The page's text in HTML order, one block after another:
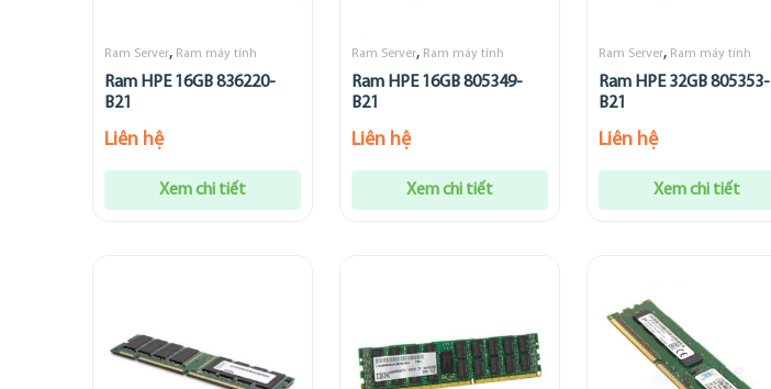
Ram Server, Ram máy tính
Ram HPE 16GB 836220-
B21
Liên hệ
Xem chi tiết
Ram Server, Ram máy tính
Ram HPE 16GB 805349-
B21
Liên hệ
Xem chi tiết
Ram Server, Ram máy tính
Ram HPE 32GB 805353-
B21
Liên hệ
Xem chi tiết